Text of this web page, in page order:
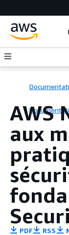
AWS
aux
PDF RSS